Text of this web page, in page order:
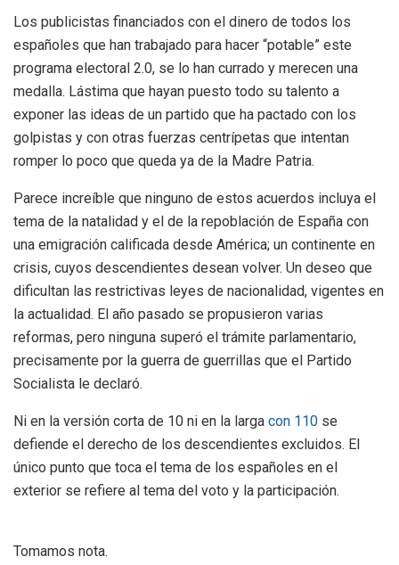
Los publicistas financiados con el dinero de todos los
españoles que han trabajado para hacer “potable” este
programa electoral 2.0, se lo han currado y merecen una
medalla. Lástima que hayan puesto todo su talento a
exponer las ideas de un partido que ha pactado con los
golpistas y con otras fuerzas centrípetas que intentan
romper lo poco que queda ya de la Madre Patria.
Parece increíble que ninguno de estos acuerdos incluya el
tema de la natalidad y el de la repoblación de España con
una emigración calificada desde América; un continente en
crisis, cuyos descendientes desean volver. Un deseo que
dificultan las restrictivas leyes de nacionalidad, vigentes en
la actualidad. El año pasado se propusieron varias
reformas, pero ninguna superó el trámite parlamentario,
precisamente por la guerra de guerrillas que el Partido
Socialista le declaró.
Ni en la versión corta de 10 ni en la larga con 110 se
defiende el derecho de los descendientes excluidos. El
único punto que toca el tema de los españoles en el
exterior se refiere al tema del voto y la participación.
Tomamos nota.